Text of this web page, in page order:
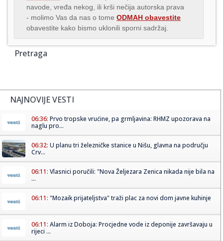
navode, vređa nekog, ili krši nečija autorska prava
- molimo Vas da nas o tome ODMAH obavestite
obavestite kako bismo uklonili sporni sadržaj.
Pretraga
NAJNOVIJE VESTI
06:36: Prvo tropske vrućine, pa grmljavina: RHMZ upozorava na
naglu pro...
06:32: U planu tri železničke stanice u Nišu, glavna na području
Crv...
06:11: Vlasnici poručili: "Nova Željezara Zenica nikada nije bila na
...
06:11: "Mozaik prijateljstva" traži plac za novi dom javne kuhinje
06:11: Alarm iz Doboja: Procjedne vode iz deponije završavaju u
rijeci ...